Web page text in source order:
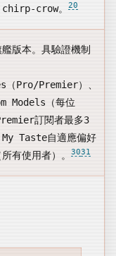
chirp-crow。20
版本。具驗證機制
（Pro/Premier）、
Models（每位
訂閱者最多3
My Taste自適應偏好
有使用者）。3031